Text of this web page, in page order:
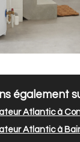
également
Atlantic à
Atlantic à